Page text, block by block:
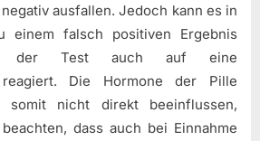
ausfallen. Jedoch kann es in
einem falsch positiven Ergebnis
der Test auch auf eine
reagiert. Die Hormone der Pille
somit nicht direkt beeinflussen,
dass auch bei Einnahme